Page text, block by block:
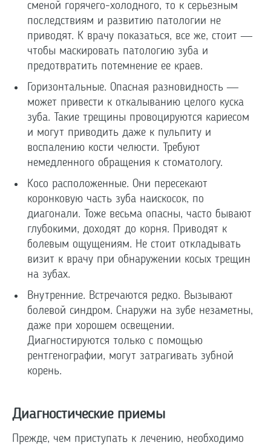
сменой горячего-холодного, то к серьезным
последствиям и развитию патологии не
приводят. К врачу показаться, все же, стоит —
чтобы маскировать патологию зуба и
предотвратить потемнение ее краев.
Горизонтальные. Опасная разновидность —
может привести к откалыванию целого куска
зуба. Такие трещины провоцируются кариесом
и могут приводить даже к пульпиту и
воспалению кости челюсти. Требуют
немедленного обращения к стоматологу.
Косо расположенные. Они пересекают
коронковую часть зуба наискосок, по
диагонали. Тоже весьма опасны, часто бывают
глубокими, доходят до корня. Приводят к
болевым ощущениям. Не стоит откладывать
визит к врачу при обнаружении косых трещин
на зубах.
Внутренние. Встречаются редко. Вызывают
болевой синдром. Снаружи на зубе незаметны,
даже при хорошем освещении.
Диагностируются только с помощью
рентгенографии, могут затрагивать зубной
корень.
Диагностические приемы
Прежде, чем приступать к лечению, необходимо